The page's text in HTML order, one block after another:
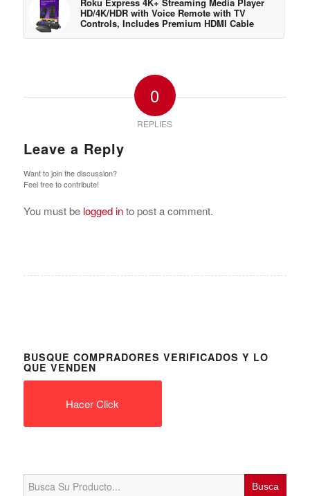
HD/4K/HDR with Voice Remote with TV
Controls, Includes Premium HDMI Cable
0
REPLIES
Leave a Reply
Want to join the discussion?
Feel free to contribute!
You must be logged into post a comment.
BUSQUE COMPRADORES VERIFICADOS Y LO
QUE VENDEN
Hacer Click
Search
for: